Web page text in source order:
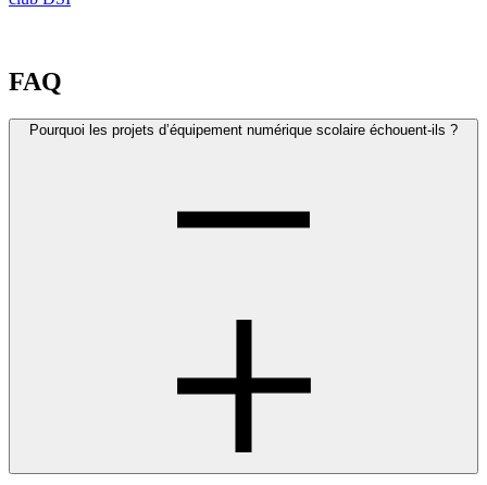
FAQ
Pourquoi les projets d’équipement numérique scolaire échouent-ils ?